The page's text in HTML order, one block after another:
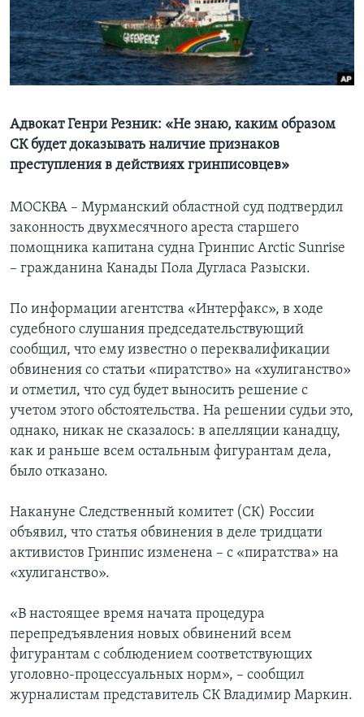
Learning English
СОЦИАЛЬНЫЕ СЕТИ
Языки
Адвокат Генри Резник: «Не знаю, каким образом
СК будет доказывать наличие признаков
преступления в действиях гринписовцев»
МОСКВА – Мурманский областной суд подтвердил
законность двухмесячного ареста старшего
помощника капитана судна Гринпис Arctic Sunrise
– гражданина Канады Пола Дугласа Разыски.
По информации агентства «Интерфакс», в ходе
судебного слушания председательствующий
сообщил, что ему известно о переквалификации
обвинения со статьи «пиратство» на «хулиганство»
и отметил, что суд будет выносить решение с
учетом этого обстоятельства. На решении судьи это,
однако, никак не сказалось: в апелляции канадцу,
как и раньше всем остальным фигурантам дела,
было отказано.
Накануне Следственный комитет (СК) России
объявил, что статья обвинения в деле тридцати
активистов Гринпис изменена – с «пиратства» на
«хулиганство».
«В настоящее время начата процедура
перепредъявления новых обвинений всем
фигурантам с соблюдением соответствующих
уголовно-процессуальных норм», – сообщил
журналистам представитель СК Владимир Маркин.